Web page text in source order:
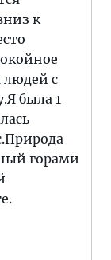
к
людей с
была 1
горами